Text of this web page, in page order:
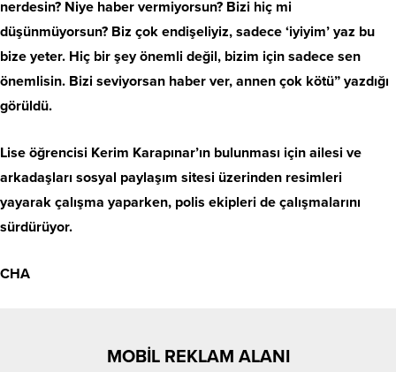
nerdesin? Niye haber vermiyorsun? Bizi hiç mi
düşünmüyorsun? Biz çok endişeliyiz, sadece ‘iyiyim’ yaz bu
bize yeter. Hiç bir şey önemli değil, bizim için sadece sen
önemlisin. Bizi seviyorsan haber ver, annen çok kötü” yazdığı
görüldü.
Lise öğrencisi Kerim Karapınar’ın bulunması için ailesi ve
arkadaşları sosyal paylaşım sitesi üzerinden resimleri
yayarak çalışma yaparken, polis ekipleri de çalışmalarını
sürdürüyor.
CHA
MOBİL REKLAM ALANI